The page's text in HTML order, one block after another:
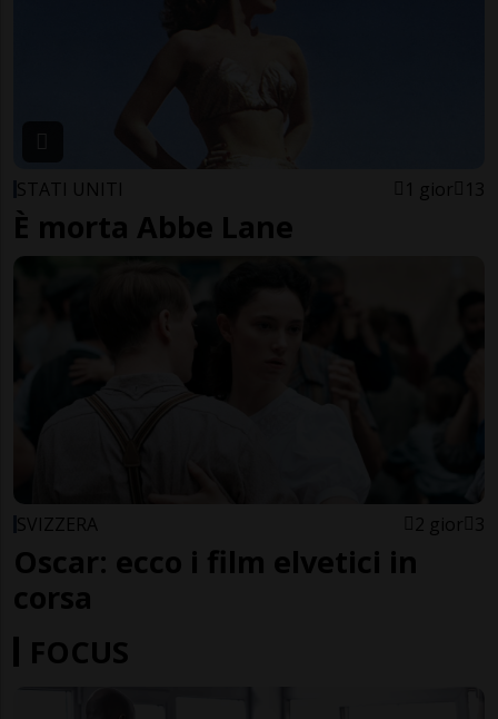
STATI UNITI 1 gior 13
È morta Abbe Lane
SVIZZERA 2 gior 3
Oscar: ecco i film elvetici in
corsa
FOCUS